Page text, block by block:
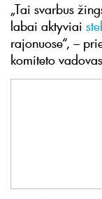
„Tai svarbus
labai aktyviai
rajonuose“, –
komiteto